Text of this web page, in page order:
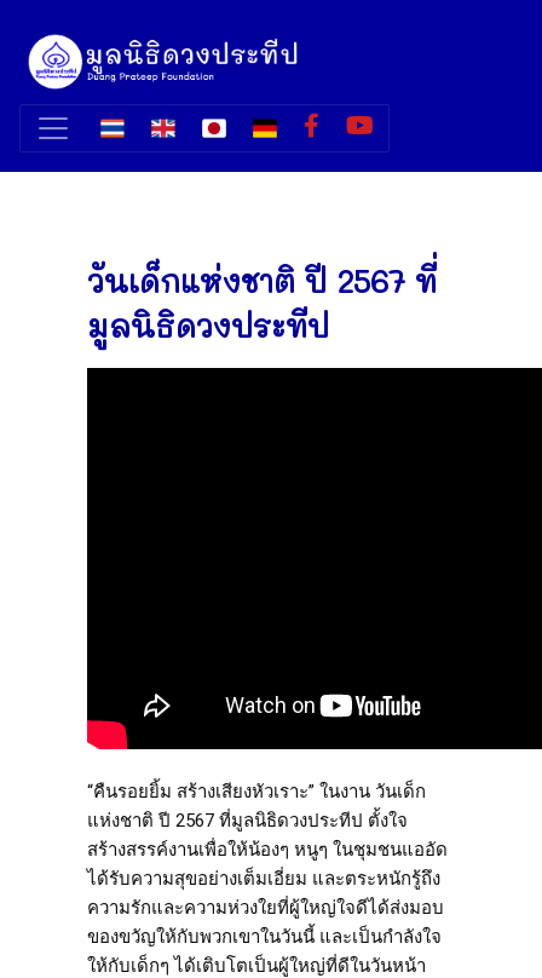
วันเด็กแห่งชาติ ปี 2567 ที่
มูลนิธิดวงประทีป
“คืนรอยยิ้ม สร้างเสียงหัวเราะ” ในงาน วันเด็ก
แห่งชาติ ปี 2567 ที่มูลนิธิดวงประทีป ตั้งใจ
สร้างสรรค์งานเพื่อให้น้องๆ หนูๆ ในชุมชนแออัด
ได้รับความสุขอย่างเต็มเอี่ยม และตระหนักรู้ถึง
ความรักและความห่วงใยที่ผู้ใหญ่ใจดีได้ส่งมอบ
ของขวัญให้กับพวกเขาในวันนี้ และเป็นกำลังใจ
ให้กับเด็กๆ ได้เติบโตเป็นผู้ใหญ่ที่ดีในวันหน้า